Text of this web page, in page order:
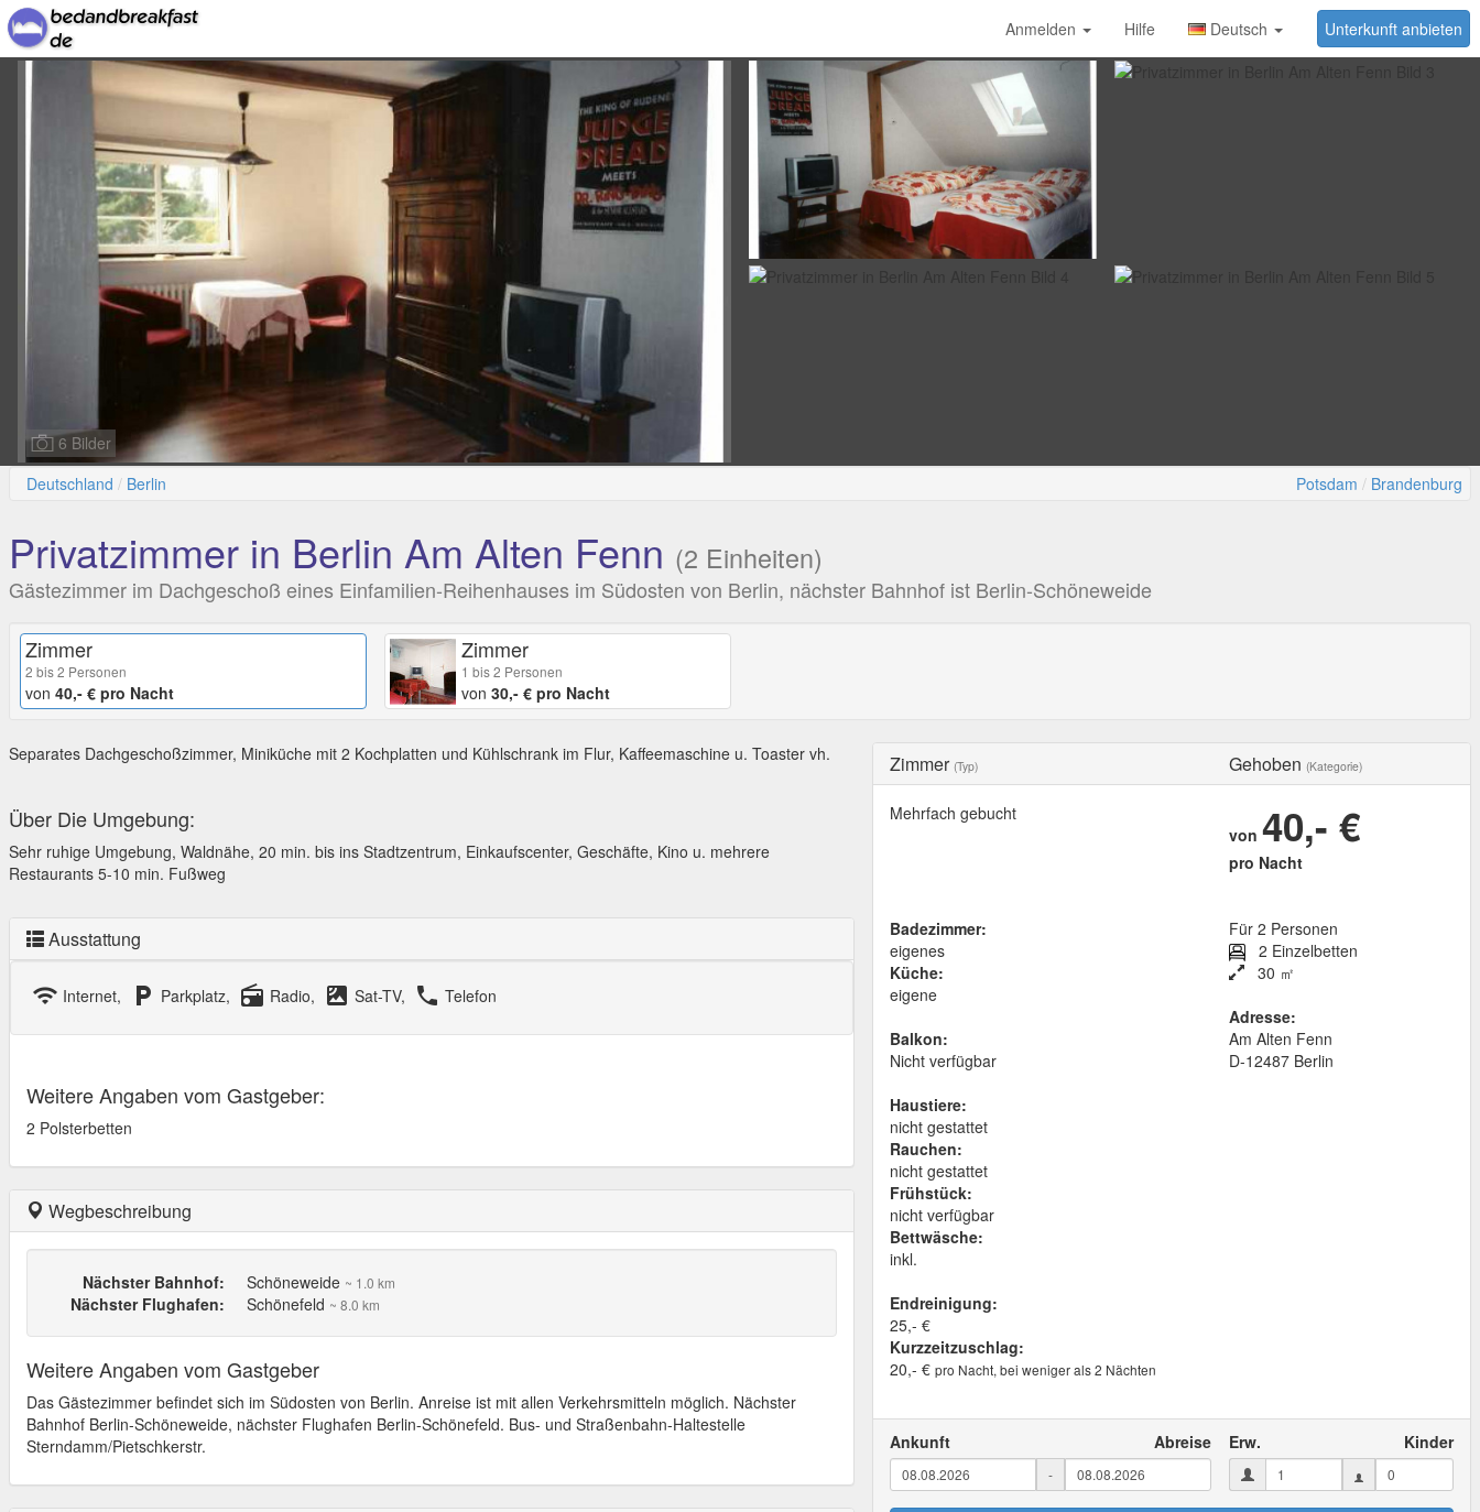
Unterkunft anbieten
Anmelden Hilfe Deutsch
6 Bilder
Deutschland
Berlin Potsdam Brandenburg
Privatzimmer in Berlin Am Alten Fenn (2 Einheiten)
Gästezimmer im Dachgeschoß eines Einfamilien-Reihenhauses im Südosten von Berlin, nächster Bahnhof ist Berlin-Schöneweide
Zimmer
2 bis 2 Personen
von 40,- € pro Nacht
Zimmer
1 bis 2 Personen
von 30,- € pro Nacht
Zimmer (Typ) Gehoben (Kategorie)
Mehrfach gebucht
von 40,- €
pro Nacht
Badezimmer:
eigenes
Küche:
eigene
Balkon:
Nicht verfügbar
Haustiere:
nicht gestattet
Rauchen:
nicht gestattet
Frühstück:
nicht verfügbar
Bettwäsche:
inkl.
Endreinigung:
25,- €
Kurzzeitzuschlag:
20,- € pro Nacht, bei weniger als 2 Nächten
Für 2 Personen
2 Einzelbetten
30 ㎡
Adresse:
Am Alten Fenn
D-12487 Berlin
Ankunft Abreise
-
Erw. Kinder
Separates Dachgeschoßzimmer, Miniküche mit 2 Kochplatten und Kühlschrank im Flur, Kaffeemaschine u. Toaster vh.
Über Die Umgebung:
Sehr ruhige Umgebung, Waldnähe, 20 min. bis ins Stadtzentrum, Einkaufscenter, Geschäfte, Kino u. mehrere
Restaurants 5-10 min. Fußweg
Ausstattung
wifi Internet, local_parking Parkplatz, radio Radio, satellite Sat-TV, local_phone Telefon
Weitere Angaben vom Gastgeber:
2 Polsterbetten
Wegbeschreibung
Nächster Bahnhof: Schöneweide ~ 1.0 km
Nächster Flughafen: Schönefeld ~ 8.0 km
Weitere Angaben vom Gastgeber
Das Gästezimmer befindet sich im Südosten von Berlin. Anreise ist mit allen Verkehrsmitteln möglich. Nächster
Bahnhof Berlin-Schöneweide, nächster Flughafen Berlin-Schönefeld. Bus- und Straßenbahn-Haltestelle
Sterndamm/Pietschkerstr.